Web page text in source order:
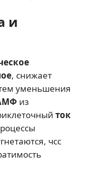
и
, снижает
уменьшения
из
ток
чсс